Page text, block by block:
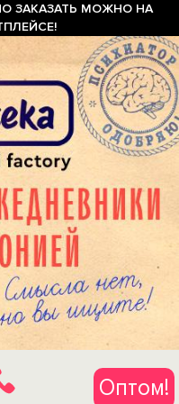
ЗАКАЗАТЬ МОЖНО НА
Оптом!